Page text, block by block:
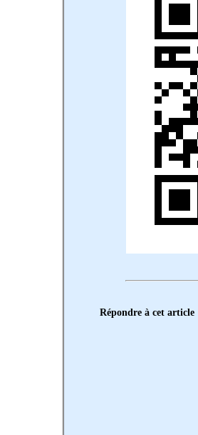
Répondre à cet article